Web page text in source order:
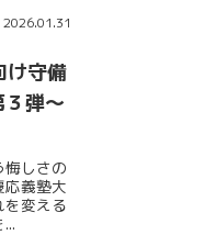
2026.01.31
け守備
弾～
悔しさの
義塾大
変える